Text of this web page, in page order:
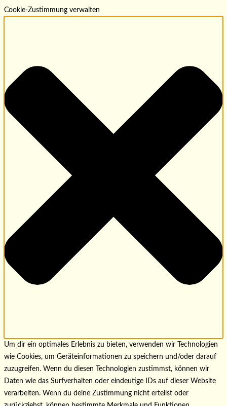
Cookie-Zustimmung verwalten
Um dir ein optimales Erlebnis zu bieten, verwenden wir Technologien
wie Cookies, um Geräteinformationen zu speichern und/oder darauf
zuzugreifen. Wenn du diesen Technologien zustimmst, können wir
Daten wie das Surfverhalten oder eindeutige IDs auf dieser Website
verarbeiten. Wenn du deine Zustimmung nicht erteilst oder